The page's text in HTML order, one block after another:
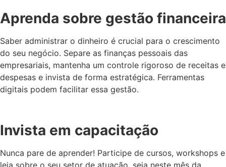
Aprenda sobre gestão financeira
Saber administrar o dinheiro é crucial para o crescimento
do seu negócio. Separe as finanças pessoais das
empresariais, mantenha um controle rigoroso de receitas e
despesas e invista de forma estratégica. Ferramentas
digitais podem facilitar essa gestão.
Invista em capacitação
Nunca pare de aprender! Participe de cursos, workshops e